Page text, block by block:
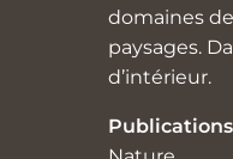
domaines
paysages.
d’intérieur.
Publications